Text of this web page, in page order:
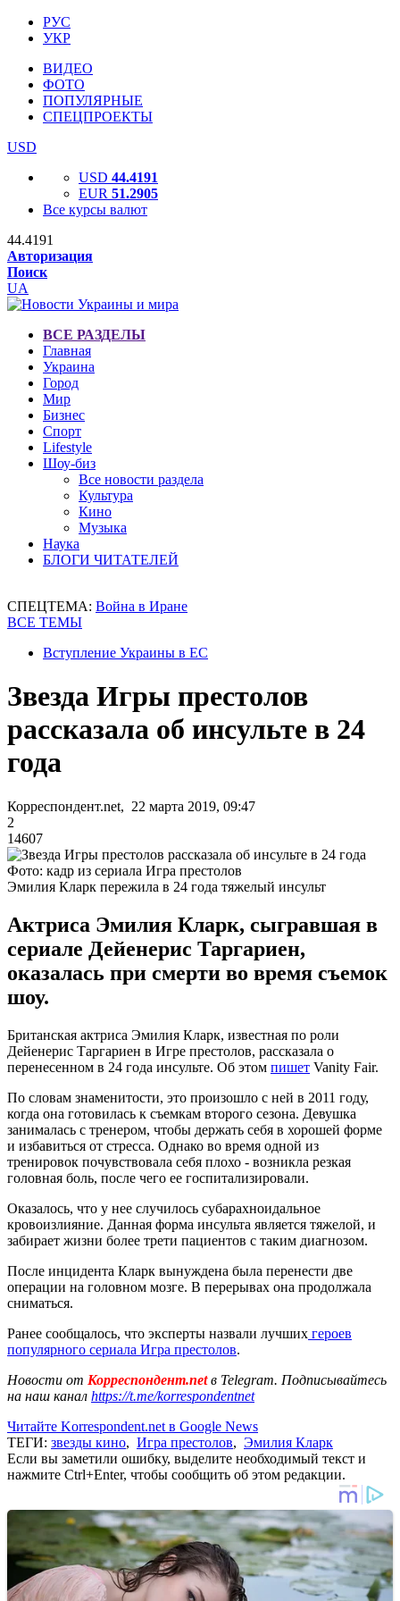
РУС
УКР
ВИДЕО
ФОТО
ПОПУЛЯРНЫЕ
СПЕЦПРОЕКТЫ
USD
USD 44.4191
EUR 51.2905
Все курсы валют
44.4191
Авторизация
Поиск
UA
ВСЕ РАЗДЕЛЫ
Главная
Украина
Город
Мир
Бизнес
Спорт
Lifestyle
Шоу-биз
Все новости раздела
Культура
Кино
Музыка
Наука
БЛОГИ ЧИТАТЕЛЕЙ
СПЕЦТЕМА: Война в Иране
ВСЕ ТЕМЫ
Вступление Украины в ЕС
Звезда Игры престолов
рассказала об инсульте в 24
года
Корреспондент.net, 22 марта 2019, 09:47
2
14607
Фото: кадр из сериала Игра престолов
Эмилия Кларк пережила в 24 года тяжелый инсульт
Актриса Эмилия Кларк, сыгравшая в
сериале Дейенерис Таргариен,
оказалась при смерти во время съемок
шоу.
Британская актриса Эмилия Кларк, известная по роли
Дейенерис Таргариен в Игре престолов, рассказала о
перенесенном в 24 года инсульте. Об этом пишет Vanity Fair.
По словам знаменитости, это произошло с ней в 2011 году,
когда она готовилась к съемкам второго сезона. Девушка
занималась с тренером, чтобы держать себя в хорошей форме
и избавиться от стресса. Однако во время одной из
тренировок почувствовала себя плохо - возникла резкая
головная боль, после чего ее госпитализировали.
Оказалось, что у нее случилось субарахноидальное
кровоизлияние. Данная форма инсульта является тяжелой, и
забирает жизни более трети пациентов с таким диагнозом.
После инцидента Кларк вынуждена была перенести две
операции на головном мозге. В перерывах она продолжала
сниматься.
Ранее сообщалось, что эксперты назвали лучших героев
популярного сериала Игра престолов.
Новости от Корреспондент.netв Telegram. Подписывайтесь
на наш канал https://t.me/korrespondentnet
Читайте Korrespondent.net в Google News
ТЕГИ: звезды кино, Игра престолов, Эмилия Кларк
Если вы заметили ошибку, выделите необходимый текст и
нажмите Ctrl+Enter, чтобы сообщить об этом редакции.